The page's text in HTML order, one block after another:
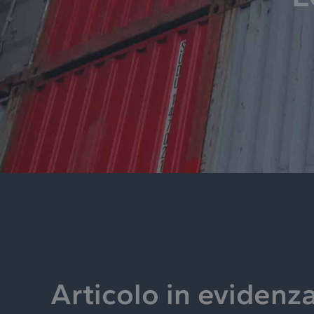
Articolo in